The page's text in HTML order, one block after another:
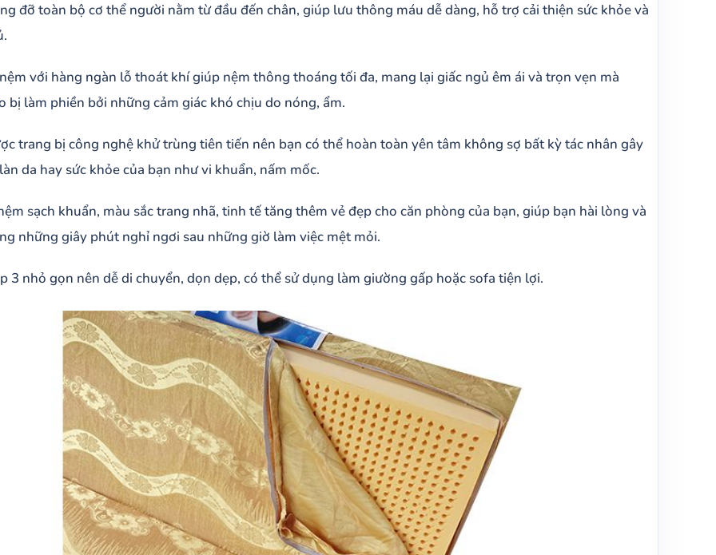
đỡ toàn bộ cơ thể người nằm từ đầu đến chân, giúp lưu thông máu dễ dàng, hỗ trợ cải thiện sức khỏe và
với hàng ngàn lỗ thoát khí giúp nệm thông thoáng tối đa, mang lại giấc ngủ êm ái và trọn vẹn mà
bị làm phiền bởi những cảm giác khó chịu do nóng, ẩm.
trang bị công nghệ khử trùng tiên tiến nên bạn có thể hoàn toàn yên tâm không sợ bất kỳ tác nhân gây
da hay sức khỏe của bạn như vi khuẩn, nấm mốc.
sạch khuẩn, màu sắc trang nhã, tinh tế tăng thêm vẻ đẹp cho căn phòng của bạn, giúp bạn hài lòng và
những giây phút nghỉ ngơi sau những giờ làm việc mệt mỏi.
3 nhỏ gọn nên dễ di chuyển, dọn dẹp, có thể sử dụng làm giường gấp hoặc sofa tiện lợi.